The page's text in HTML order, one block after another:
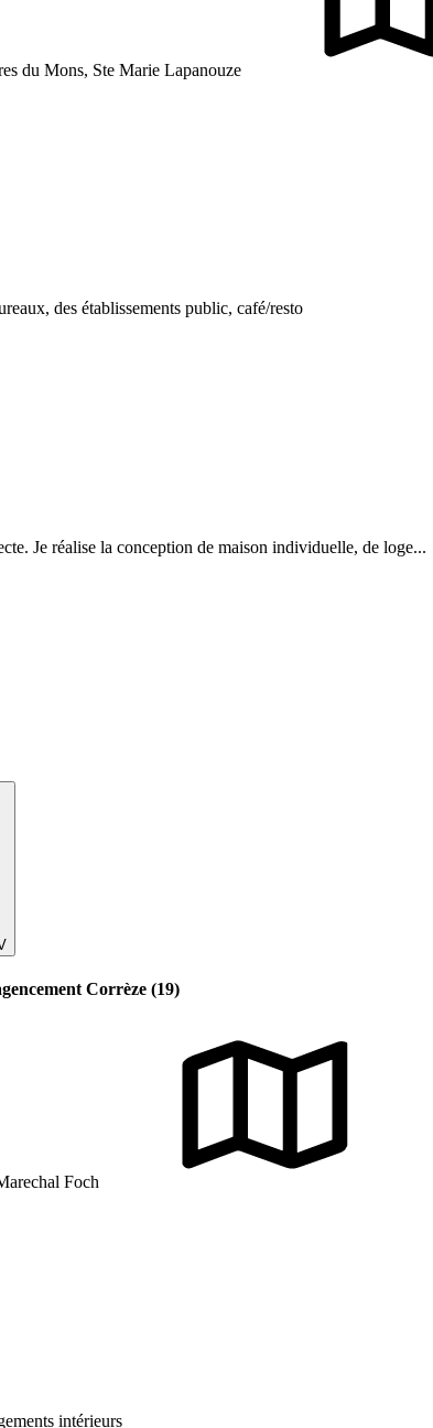
du Mons, Ste Marie Lapanouze
des établissements public, café/resto
Je réalise la conception de maison individuelle, de loge...
Corrèze (19)
Foch
intérieurs